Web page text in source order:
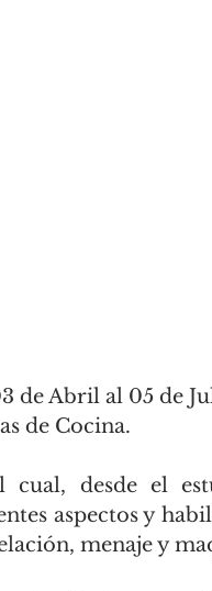
de Abril al 05 de
de Cocina.
cual, desde el
aspectos y
menaje y